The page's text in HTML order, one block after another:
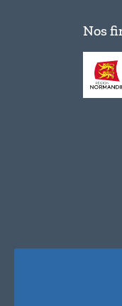
Nos